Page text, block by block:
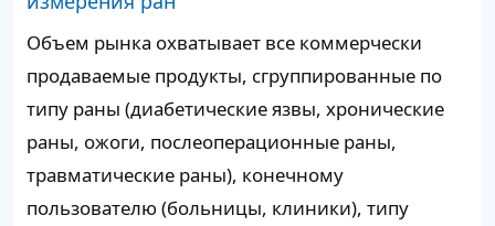
Объем рынка охватывает все коммерчески
продаваемые продукты, сгруппированные по
типу раны (диабетические язвы, хронические
раны, ожоги, послеоперационные раны,
травматические раны), конечному
пользователю (больницы, клиники), типу